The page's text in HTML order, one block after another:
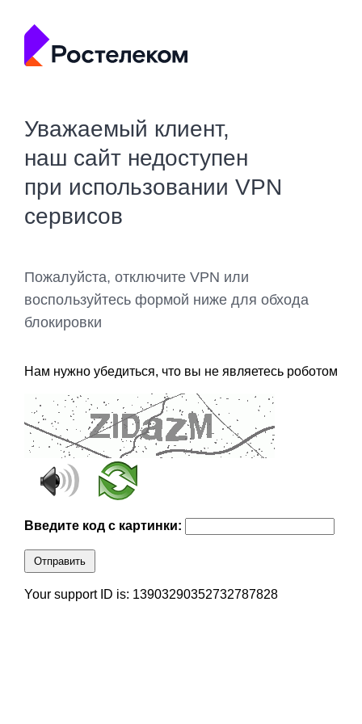
Уважаемый клиент,
наш сайт недоступен
при использовании VPN
сервисов
Пожалуйста, отключите VPN или
воспользуйтесь формой ниже для обхода
блокировки
Нам нужно убедиться, что вы не являетесь роботом
Введите код с картинки:
Отправить
Your support ID is: 13903290352732787828